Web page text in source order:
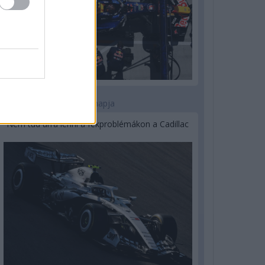
2 napja
Nem tud úrrá lenni a fékproblémákon a Cadillac